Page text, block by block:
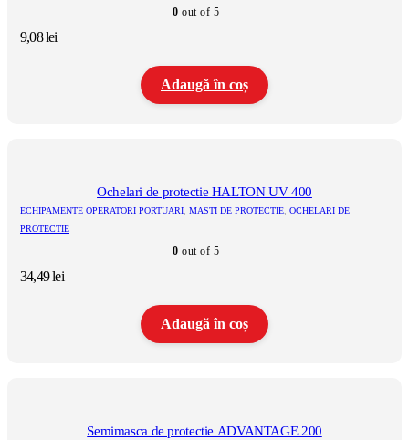
0 out of 5
9,08lei
Adaugă în coș
Ochelari de protectie HALTON UV 400
ECHIPAMENTE OPERATORI PORTUARI, MASTI DE PROTECTIE, OCHELARI DE
PROTECTIE
0 out of 5
34,49lei
Adaugă în coș
Semimasca de protectie ADVANTAGE 200